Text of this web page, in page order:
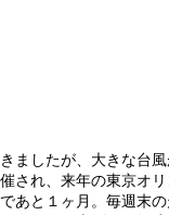
ましたが、大きな台
され、来年の東京オ
あと１ヶ月。毎週末